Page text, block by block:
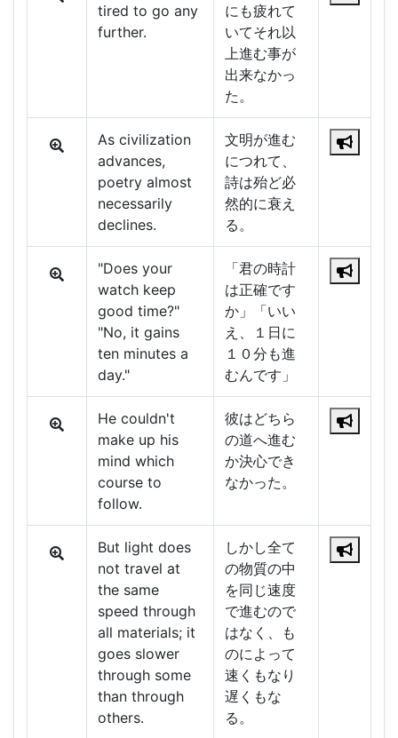
tired to go any
further.
にも疲れて
いてそれ以
上進む事が
出来なかっ
た。
As civilization
advances,
poetry almost
necessarily
declines.
文明が進む
につれて、
詩は殆ど必
然的に衰え
る。
"Does your
watch keep
good time?"
"No, it gains
ten minutes a
day."
「君の時計
は正確です
か」「いい
え、１日に
１０分も進
むんです」
He couldn't
make up his
mind which
course to
follow.
彼はどちら
の道へ進む
か決心でき
なかった。
But light does
not travel at
the same
speed through
all materials; it
goes slower
through some
than through
others.
しかし全て
の物質の中
を同じ速度
で進むので
はなく、も
のによって
速くもなり
遅くもな
る。